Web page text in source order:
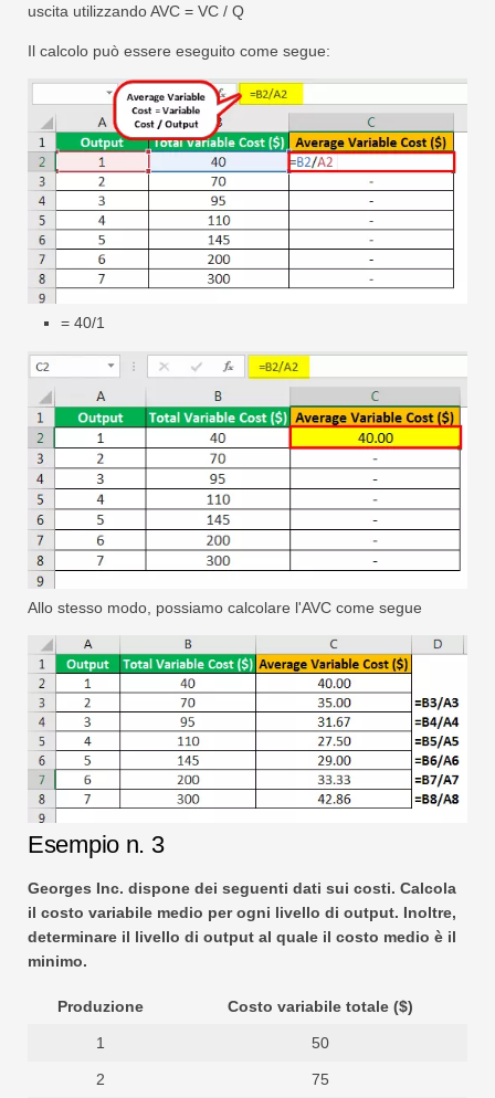
uscita utilizzando AVC = VC / Q
Il calcolo può essere eseguito come segue:
= 40/1
Allo stesso modo, possiamo calcolare l'AVC come segue
Esempio n. 3
Georges Inc. dispone dei seguenti dati sui costi. Calcola
il costo variabile medio per ogni livello di output. Inoltre,
determinare il livello di output al quale il costo medio è il
minimo.
Produzione Costo variabile totale ($)
1 50
2 75